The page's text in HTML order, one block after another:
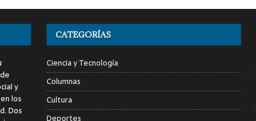
y
los
Dos
CATEGORÍAS
Ciencia y Tecnología
Columnas
Cultura
Deportes